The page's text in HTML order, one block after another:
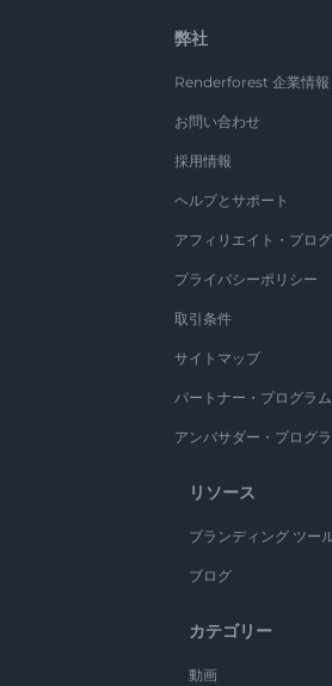
弊社
Renderforest 企業情報
お問い合わせ
採用情報
ヘルプとサポート
アフィリエイト・プロ
プライバシーポリシー
取引条件
サイトマップ
パートナー・プログラム
アンバサダー・プログ
リソース
ブランディング ツー
ブログ
カテゴリー
動画